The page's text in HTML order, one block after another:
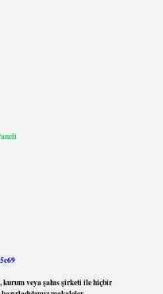
veya şahıs şirketi ile hiçbir